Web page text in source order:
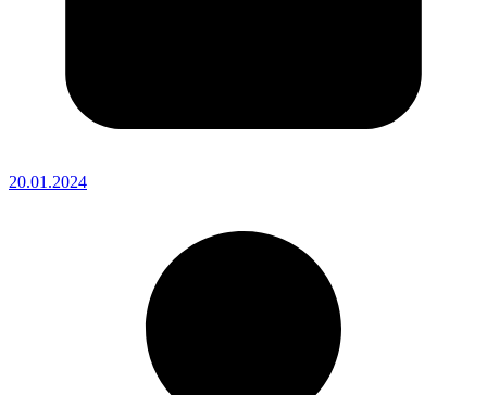
20.01.2024